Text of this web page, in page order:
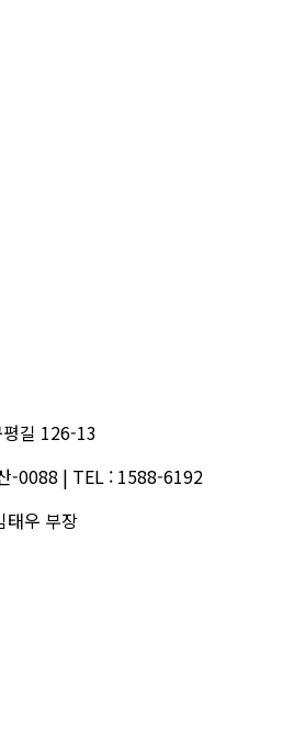
길 126-13
-0088 | TEL : 1588-6192
태우 부장